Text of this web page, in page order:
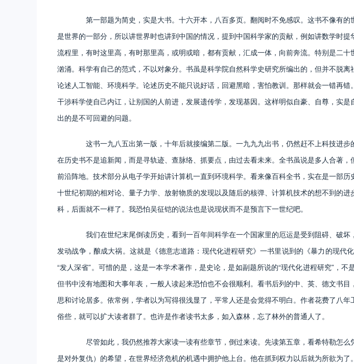
第一部题为简史，实是大书。十六开本，八百多页。翻阅时不免感叹。这书不像有的
是世界的一部分，所以讲世界时也讲到中国的情况，提到中国科学家的贡献，例如讲数学时
流程里，有时这里高，有时那里高，或明或暗，都有贡献，汇成一体，向前奔流。特别是二
汹涌。科学有自己的范式，不以对象分。书虽是科学院自然科学史研究所编出的，但并不脱
论述人工智能、环境科学。论述历史不能只说好话，回避黑暗，害怕教训。那样就会一错再
干涉科学使自己内讧，让别国的人前进，发展遗传学，发现基因。这样明似自豪、自尊，实
出的是不可回避的问题。
这书一九八五出第一版，十年后就接编第二版。一九九九出书，仍然赶不上科技进步
在历史书不是追新闻，而是寻轨迹、查脉络、抓要点，由过去看未来。全书虽说是多人合著
前沿阵地。技术部分从电子学开始讲计算机一直到环境科学。看来像百科全书，实在是一部
十世纪初期的相对论、量子力学、放射物质的发现以及随后的核弹、计算机技术的想不到的
科，后面就不一样了。我恐怕吴征铠的说法也是说现状而不是预言下一世纪吧。
我们在世纪末尾倒读历史，看到一百年间科学在一个国家里的厄运是受到阻碍、破坏
发动战争，酿成大祸。这就是《德意志道路：现代化进程研究》一书里说到的《暴力的现
“发人深省”。可惜的是，这是一本学术著作，是史论，是如副题所说的“现代化进程研究”，
但书中没有地图和大事年表，一般人读起来恐怕也不会很顺利。看书后列的中、英、德文书
思和讨论居多。依常例，学者以为写得很浅显了，平常人还是会觉得不明白。作者花费了八
俗些，就可以扩大读者群了。也许是作者读书太多，如入森林，忘了林外的普通人了。
尽管如此，我仍然推荐大家读一读有些章节，倒过来读。先读第五章，看希特勒怎么
是对外复仇）的希望，在世界经济危机的机遇中拥护他上台。他在抓到权力以后就为所欲为